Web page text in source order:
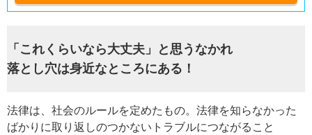
「これくらいなら大丈夫」と思うなかれ
落とし穴は身近なところにある！
法律は、社会のルールを定めたもの。法律を知らなかった
ばかりに取り返しのつかないトラブルにつながること